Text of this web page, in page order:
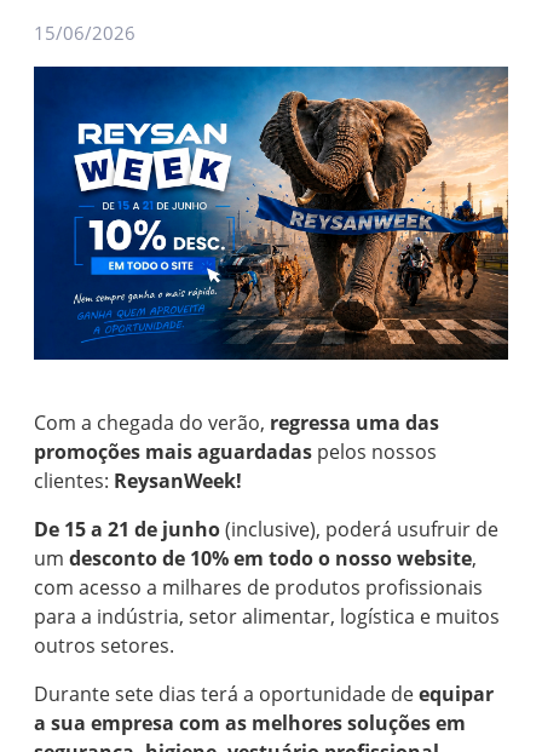
15/06/2026
Com a chegada do verão, regressa uma das
promoções mais aguardadas pelos nossos
clientes: ReysanWeek!
De 15 a 21 de junho(inclusive), poderá usufruir de
umdesconto de 10% em todo o nosso website,
com acesso a milhares de produtos profissionais
para a indústria, setor alimentar, logística e muitos
outros setores.
Durante sete dias terá a oportunidade deequipar
a sua empresa com as melhores soluções em